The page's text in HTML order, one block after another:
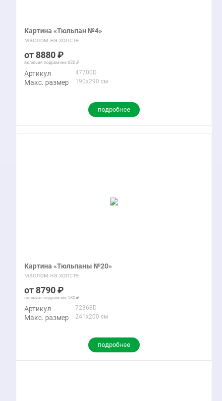
Картина «Тюльпан №4»
маслом на холсте
8880
включая подрамник 620
Артикул 47700D
Макс. размер 190x290 см
подробнее
Картина «Тюльпаны №20»
маслом на холсте
8790
включая подрамник 530
Артикул 72368D
Макс. размер 241x200 см
подробнее